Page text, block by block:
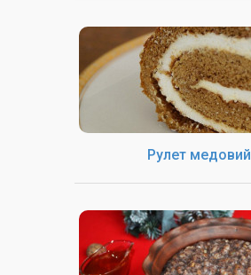
Рулет медовий